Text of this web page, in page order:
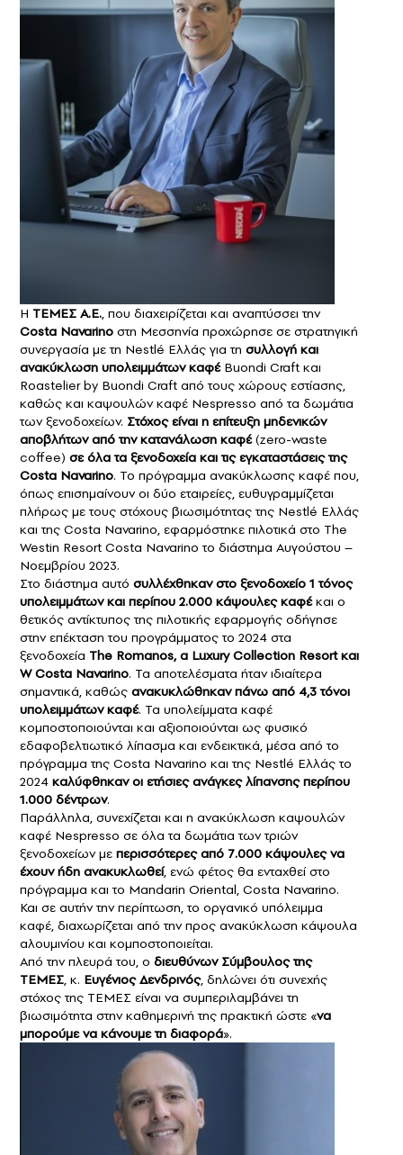
Η ΤΕΜΕΣ Α.Ε., που διαχειρίζεται και αναπτύσσει την
Costa Navarino στη Μεσσηνία προχώρησε σε στρατηγική
συνεργασία με τη Nestlé Ελλάς για τη συλλογή και
ανακύκλωση υπολειμμάτων καφέBuondi Craft και
Roastelier by Buondi Craft από τους χώρους εστίασης,
καθώς και καψουλών καφέ Nespresso από τα δωμάτια
των ξενοδοχείων. Στόχος είναι η επίτευξη μηδενικών
αποβλήτων από την κατανάλωση καφέ(zero-waste
coffee) σε όλα τα ξενοδοχεία και τις εγκαταστάσεις της
Costa Navarino. Το πρόγραμμα ανακύκλωσης καφέ που,
όπως επισημαίνουν οι δύο εταιρείες, ευθυγραμμίζεται
πλήρως με τους στόχους βιωσιμότητας της Nestlé Ελλάς
και της Costa Navarino, εφαρμόστηκε πιλοτικά στο The
Westin Resort Costa Navarino το διάστημα Αυγούστου –
Νοεμβρίου 2023.
Στο διάστημα αυτό συλλέχθηκαν στο ξενοδοχείο 1 τόνος
υπολειμμάτων και περίπου 2.000 κάψουλες καφέκαι ο
θετικός αντίκτυπος της πιλοτικής εφαρμογής οδήγησε
στην επέκταση του προγράμματος το 2024 στα
ξενοδοχεία The Romanos, a Luxury Collection Resort και
W Costa Navarino. Τα αποτελέσματα ήταν ιδιαίτερα
σημαντικά, καθώς ανακυκλώθηκαν πάνω από 4,3 τόνοι
υπολειμμάτων καφέ. Τα υπολείμματα καφέ
κομποστοποιούνται και αξιοποιούνται ως φυσικό
εδαφοβελτιωτικό λίπασμα και ενδεικτικά, μέσα από το
πρόγραμμα της Costa Navarino και της Nestlé Ελλάς το
2024 καλύφθηκαν οι ετήσιες ανάγκες λίπανσης περίπου
1.000 δέντρων.
Παράλληλα, συνεχίζεται και η ανακύκλωση καψουλών
καφέ Nespresso σε όλα τα δωμάτια των τριών
ξενοδοχείων με περισσότερες από 7.000 κάψουλες να
έχουν ήδη ανακυκλωθεί, ενώ φέτος θα ενταχθεί στο
πρόγραμμα και το Mandarin Oriental, Costa Navarino.
Και σε αυτήν την περίπτωση, το οργανικό υπόλειμμα
καφέ, διαχωρίζεται από την προς ανακύκλωση κάψουλα
αλουμινίου και κομποστοποιείται.
Από την πλευρά του, ο διευθύνων Σύμβουλος της
ΤΕΜΕΣ, κ. Ευγένιος Δενδρινός, δηλώνει ότι συνεχής
στόχος της ΤΕΜΕΣ είναι να συμπεριλαμβάνει τη
βιωσιμότητα στην καθημερινή της πρακτική ώστε «να
μπορούμε να κάνουμε τη διαφορά».